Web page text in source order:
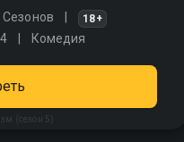
Сезонов 18+
Комедия
(сезон 5)